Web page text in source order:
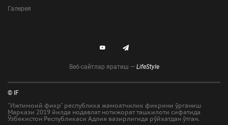
Галерея
Веб-сайтлар яратиш — LifeStyle
© IF
"Ижтимоий фикр" республика жамоатчилик фикрини ўрганиш
Маркази 2019 йилда нодавлат нотижорат ташкилоти сифатида
Ўзбекистон Республикаси Адлия вазирлигида рўйхатдан ўтган.